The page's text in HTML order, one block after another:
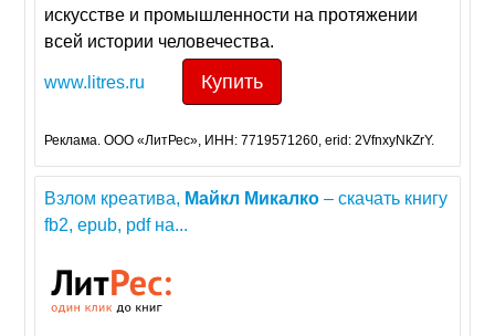
искусстве и промышленности на протяжении
всей истории человечества.
www.litres.ru Купить
Реклама. ООО «ЛитРес», ИНН: 7719571260, erid: 2VfnxyNkZrY.
Взлом креатива, Майкл Микалко – скачать книгу
fb2, epub, pdf на...